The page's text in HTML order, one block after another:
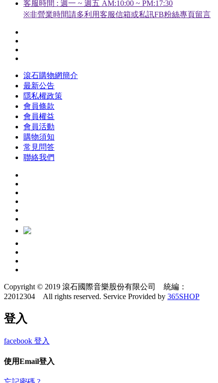
客服時間 : 週一 ~ 週五 AM:10:00 ~ PM:17:30
※非營業時間請多利用客服信箱或私訊FB粉絲專頁留言
滾石購物網簡介
最新公告
隱私權政策
會員條款
會員權益
會員活動
購物須知
常見問答
聯絡我們
Copyright © 2019 滾石國際音樂股份有限公司 統編：
22012304 All rights reserved. Service Provided by 365SHOP
登入
facebook 登入
使用Email登入